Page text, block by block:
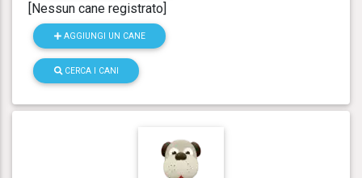
[Nessun cane registrato]
AGGIUNGI UN CANE
CERCA I CANI